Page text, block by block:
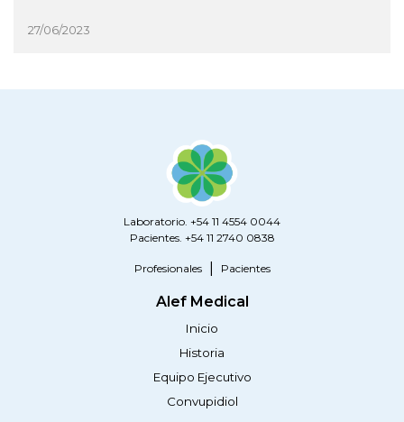
27/06/2023
Laboratorio. +54 11 4554 0044
Pacientes. +54 11 2740 0838
Profesionales Pacientes
Alef Medical
Inicio
Historia
Equipo Ejecutivo
Convupidiol